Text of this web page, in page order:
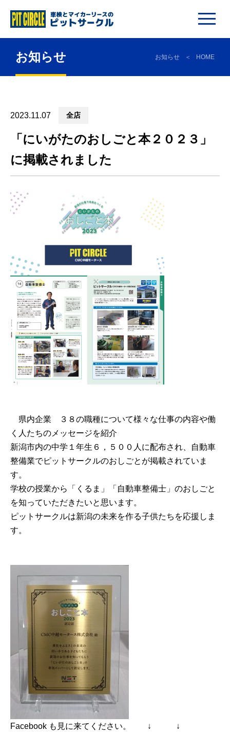
お知らせ お知らせ HOME
2023.11.07 全店
「にいがたのおしごと本２０２３」
に掲載されました
県内企業 ３８の職種について様々な仕事の内容や働
く人たちのメッセージを紹介
新潟市内の中学１年生６，５００人に配布され、自動車
整備業でピットサークルのおしごとが掲載されていま
す。
学校の授業から「くるま」「自動車整備士」のおしごと
を知っていただきたいと思います。
ピットサークルは新潟の未来を作る子供たちを応援しま
す。
Facebook も見に来てください。 ↓ ↓